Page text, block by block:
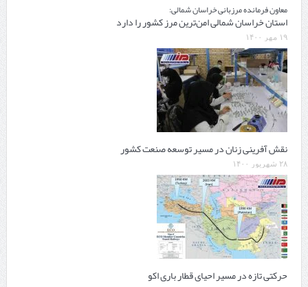
معاون فرمانده مرزبانی خراسان شمالی:
استان خراسان شمالی امن‌ترین مرز کشور را دارد
۱۹ مهر ۱۴۰۰
نقش آفرینی زنان در مسیر توسعه صنعت كشور
۲۸ شهریور ۱۴۰۰
حرکتی تازه در مسیر احیای قطار باری اکو